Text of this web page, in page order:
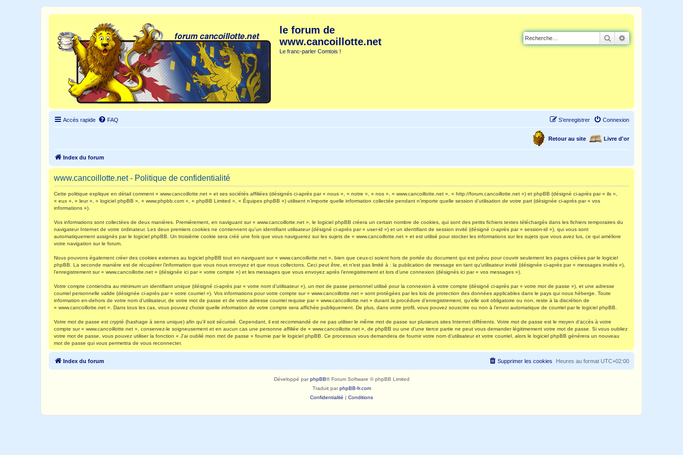
le forum de
www.cancoillotte.net
Le franc-parler Comtois !
Rechercher
Accès rapide FAQ Connexion
S’enregistrer
Livre d'or
Retour au site
Index du forum
www.cancoillotte.net - Politique de confidentialité
Cette politique explique en détail comment « www.cancoillotte.net » et ses sociétés affiliées (désignés ci-après par « nous », « notre », « nos », « www.cancoillotte.net », « http://forum.cancoillotte.net ») et phpBB (désigné ci-après par « ils »,
« eux », « leur », « logiciel phpBB », « www.phpbb.com », « phpBB Limited », « Équipes phpBB ») utilisent n’importe quelle information collectée pendant n’importe quelle session d’utilisation de votre part (désignée ci-après par « vos
informations »).
Vos informations sont collectées de deux manières. Premièrement, en naviguant sur « www.cancoillotte.net », le logiciel phpBB créera un certain nombre de cookies, qui sont des petits fichiers textes téléchargés dans les fichiers temporaires du
navigateur Internet de votre ordinateur. Les deux premiers cookies ne contiennent qu’un identifiant utilisateur (désigné ci-après par « user-id ») et un identifiant de session invité (désigné ci-après par « session-id »), qui vous sont
automatiquement assignés par le logiciel phpBB. Un troisième cookie sera créé une fois que vous naviguerez sur les sujets de « www.cancoillotte.net » et est utilisé pour stocker les informations sur les sujets que vous avez lus, ce qui améliore
votre navigation sur le forum.
Nous pouvons également créer des cookies externes au logiciel phpBB tout en naviguant sur « www.cancoillotte.net », bien que ceux-ci soient hors de portée du document qui est prévu pour couvrir seulement les pages créées par le logiciel
phpBB. La seconde manière est de récupérer l’information que vous nous envoyez et que nous collectons. Ceci peut être, et n’est pas limité à : la publication de message en tant qu’utilisateur invité (désignée ci-après par « messages invités »),
l’enregistrement sur « www.cancoillotte.net » (désignée ici par « votre compte ») et les messages que vous envoyez après l’enregistrement et lors d’une connexion (désignés ici par « vos messages »).
Votre compte contiendra au minimum un identifiant unique (désigné ci-après par « votre nom d’utilisateur »), un mot de passe personnel utilisé pour la connexion à votre compte (désigné ci-après par « votre mot de passe »), et une adresse
courriel personnelle valide (désignée ci-après par « votre courriel »). Vos informations pour votre compte sur « www.cancoillotte.net » sont protégées par les lois de protection des données applicables dans le pays qui nous héberge. Toute
information en-dehors de votre nom d’utilisateur, de votre mot de passe et de votre adresse courriel requise par « www.cancoillotte.net » durant la procédure d’enregistrement, qu’elle soit obligatoire ou non, reste à la discrétion de
« www.cancoillotte.net ». Dans tous les cas, vous pouvez choisir quelle information de votre compte sera affichée publiquement. De plus, dans votre profil, vous pouvez souscrire ou non à l’envoi automatique de courriel par le logiciel phpBB.
Votre mot de passe est crypté (hashage à sens unique) afin qu’il soit sécurisé. Cependant, il est recommandé de ne pas utiliser le même mot de passe sur plusieurs sites Internet différents. Votre mot de passe est le moyen d’accès à votre
compte sur « www.cancoillotte.net », conservez-le soigneusement et en aucun cas une personne affiliée de « www.cancoillotte.net », de phpBB ou une d’une tierce partie ne peut vous demander légitimement votre mot de passe. Si vous oubliez
votre mot de passe, vous pouvez utiliser la fonction « J’ai oublié mon mot de passe » fournie par le logiciel phpBB. Ce processus vous demandera de fournir votre nom d’utilisateur et votre courriel, alors le logiciel phpBB générera un nouveau
mot de passe qui vous permettra de vous reconnecter.
Index du forum Heures au format UTC+02:00
Supprimer les cookies
Développé parphpBB® Forum Software © phpBB Limited
Traduit parphpBB-fr.com
Confidentialité | Conditions